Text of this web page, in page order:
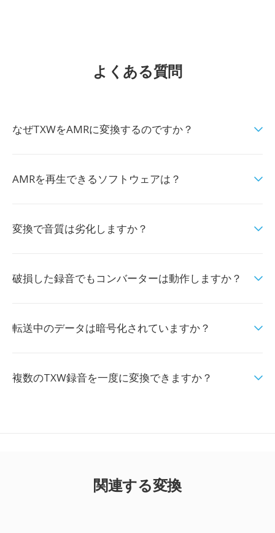
よくある質問
なぜTXWをAMRに変換するのですか？
AMRを再生できるソフトウェアは？
変換で音質は劣化しますか？
破損した録音でもコンバーターは動作しますか？
転送中のデータは暗号化されていますか？
複数のTXW録音を一度に変換できますか？
関連する変換